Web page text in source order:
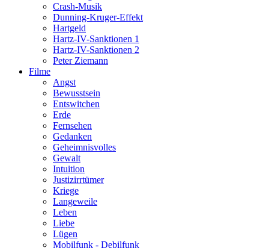
Crash-Musik
Dunning-Kruger-Effekt
Hartgeld
Hartz-IV-Sanktionen 1
Hartz-IV-Sanktionen 2
Peter Ziemann
Filme
Angst
Bewusstsein
Entswitchen
Erde
Fernsehen
Gedanken
Geheimnisvolles
Gewalt
Intuition
Justizirrtümer
Kriege
Langeweile
Leben
Liebe
Lügen
Mobilfunk - Debilfunk